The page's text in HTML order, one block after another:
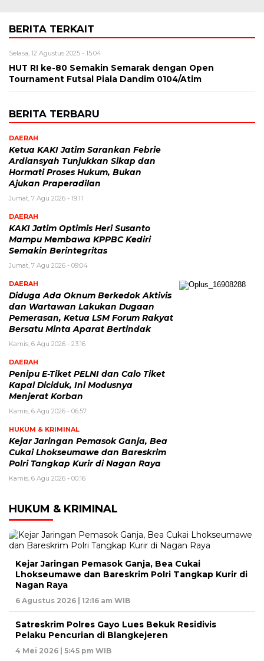
BERITA TERKAIT
Selasa, 12 Agustus 2025 - 15:04
HUT RI ke-80 Semakin Semarak dengan Open
Tournament Futsal Piala Dandim 0104/Atim
BERITA TERBARU
DAERAH
Ketua KAKI Jatim Sarankan Febrie
Ardiansyah Tunjukkan Sikap dan
Hormati Proses Hukum, Bukan
Ajukan Praperadilan
Jumat, 7 Agu 2026 - 19:11
DAERAH
KAKI Jatim Optimis Heri Susanto
Mampu Membawa KPPBC Kediri
Semakin Berintegritas
Jumat, 7 Agu 2026 - 09:04
DAERAH
Diduga Ada Oknum Berkedok Aktivis
dan Wartawan Lakukan Dugaan
Pemerasan, Ketua LSM Forum Rakyat
Bersatu Minta Aparat Bertindak
Kamis, 6 Agu 2026 - 23:16
DAERAH
Penipu E-Tiket PELNI dan Calo Tiket
Kapal Diciduk, Ini Modusnya
Menjerat Korban
Kamis, 6 Agu 2026 - 06:57
HUKUM & KRIMINAL
Kejar Jaringan Pemasok Ganja, Bea
Cukai Lhokseumawe dan Bareskrim
Polri Tangkap Kurir di Nagan Raya
Kamis, 6 Agu 2026 - 00:16
HUKUM & KRIMINAL
Kejar Jaringan Pemasok Ganja, Bea Cukai
Lhokseumawe dan Bareskrim Polri Tangkap Kurir di
Nagan Raya
6 Agustus 2026 | 12:16 am WIB
Satreskrim Polres Gayo Lues Bekuk Residivis
Pelaku Pencurian di Blangkejeren
4 Mei 2026 | 5:45 pm WIB